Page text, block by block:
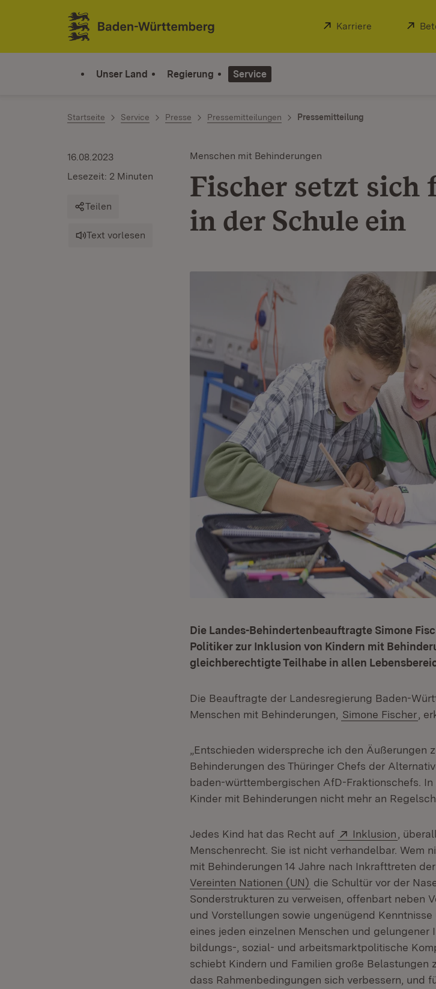
Zum Inhalt springen
Link zur Startseite
Extern:
Karriere (Öffnet in
Unser Land Regierung Service
Startseite Service Presse Pressemitteilungen Pressemitteilung
Menschen mit Behinderungen
Fischer setzt
in der Schule ein
16.08.2023
Lesezeit: 2 Minuten
Teilen
Text vorlesen
Die Landes-Behindertenbeauftragte Simone
Politiker zur Inklusion von Kindern mit
gleichberechtigte Teilhabe in allen
Die Beauftragte der Landesregierung Baden-
Menschen mit Behinderungen,
Simone Fischer ,
„Entschieden widerspreche ich den Äußerungen
Behinderungen des Thüringer Chefs der
baden-württembergischen AfD-Fraktionschefs. In
Kinder mit Behinderungen nicht mehr an
Jedes Kind hat das Recht auf Extern:
Inklusion
,
Menschenrecht. Sie ist nicht verhandelbar. Wem
mit Behinderungen 14 Jahre nach Inkrafttreten der
Vereinten Nationen (UN) (Öffnet in neuem Fenster)
die Schultür vor der
Sonderstrukturen zu verweisen, offenbart neben
und Vorstellungen sowie ungenügend
eines jeden einzelnen Menschen und
bildungs-, sozial- und arbeitsmarktpolitische
schiebt Kindern und Familien große Belastungen
dass Rahmenbedingungen sich verbessern, und